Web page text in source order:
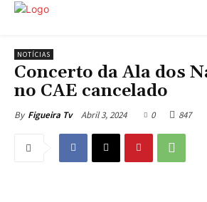
NOTÍCIAS
Concerto da Ala dos
no CAE cancelado
By Figueira Tv Abril 3, 2024 0 847